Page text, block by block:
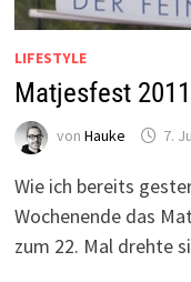
LIFESTYLE
Matjesfest
von Hauke 7.
Wie ich bereits
Wochenende das
zum 22. Mal drehte